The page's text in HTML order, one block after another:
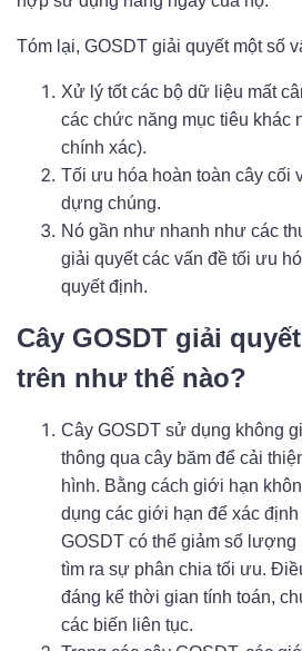
Tóm lại, GOSDT giải quyết một số
Xử lý tốt các bộ dữ liệu mất
các chức năng mục tiêu khác
chính xác).
Tối ưu hóa hoàn toàn cây cối
dựng chúng.
Nó gần như nhanh như các
giải quyết các vấn đề tối ưu
quyết định.
Cây GOSDT giải
trên như thế nào?
Cây GOSDT sử dụng không
thông qua cây băm để cải
hình. Bằng cách giới hạn
dụng các giới hạn để xác
GOSDT có thể giảm số lượng
tìm ra sự phân chia tối ưu.
đáng kể thời gian tính toán,
các biến liên tục.